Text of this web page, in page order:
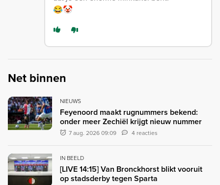
😂🤡
Net binnen
NIEUWS
Feyenoord maakt rugnummers bekend:
onder meer Zechiël krijgt nieuw nummer
7 aug. 2026 09:09 4 reacties
IN BEELD
[LIVE 14:15] Van Bronckhorst blikt vooruit
op stadsderby tegen Sparta